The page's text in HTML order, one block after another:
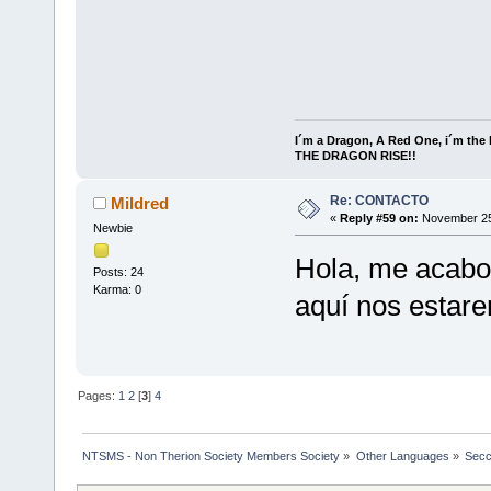
I´m a Dragon, A Red One, i´m
THE DRAGON RISE!!
Mildred
Newbie
Posts: 24
Karma: 0
Re: CONTACTO
« Reply #59 on: November
Hola, me
aquí nos
Pages: 1 2 [3]4
NTSMS - Non Therion Society Members Society » Other Languages »